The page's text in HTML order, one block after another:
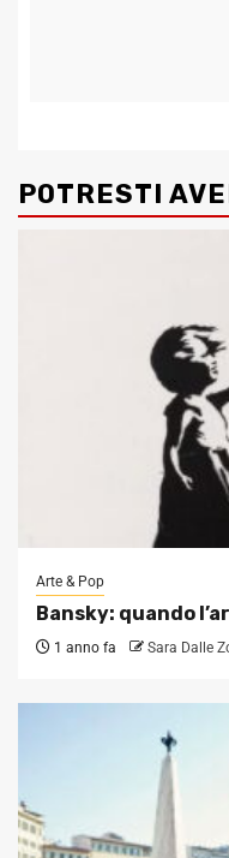
POTRESTI
Arte & Pop
Bansky: quando
1 anno fa Sara Dalle